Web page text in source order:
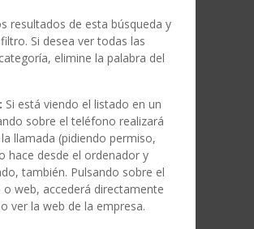
resultados de esta búsqueda y
Si desea ver todas las
elimine la palabra del
Si está viendo el listado en un
sobre el teléfono realizará
llamada (pidiendo permiso,
hace desde el ordenador y
también. Pulsando sobre el
web, accederá directamente
ver la web de la empresa.